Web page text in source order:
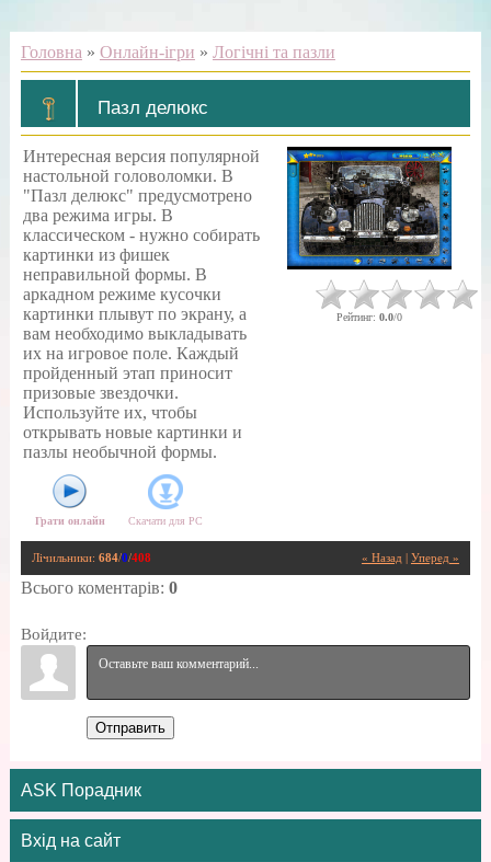
Головна » Онлайн-ігри » Логічні та пазли
Пазл делюкс
Интересная версия популярной
настольной головоломки. В
"Пазл делюкс" предусмотрено
два режима игры. В
классическом - нужно собирать
картинки из фишек
неправильной формы. В
аркадном режиме кусочки
картинки плывут по экрану, а
вам необходимо выкладывать
их на игровое поле. Каждый
пройденный этап приносит
призовые звездочки.
Используйте их, чтобы
открывать новые картинки и
пазлы необычной формы.
Грати онлайн Скачати для PC
Рейтинг: 0.0/0
« Назад Уперед »
Лічильники: 684/0/408
Всього коментарів: 0
Войдите:
Отправить
ASK Порадник
Вхід на сайт